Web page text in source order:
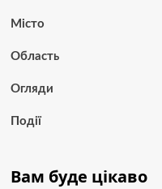
Місто
Область
Огляди
Події
Вам буде цікаво